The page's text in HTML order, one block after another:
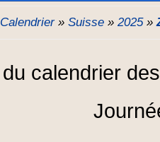
Calendrier » Suisse » 2025 »